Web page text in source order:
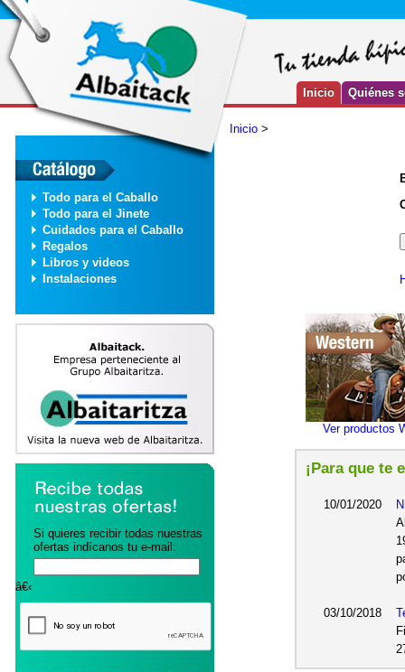
Inicio Quiénes
Inicio >
Todo para el Caballo
Todo para el Jinete
Cuidados para el Caballo
Regalos
Libros y videos
Instalaciones
Si quieres recibir todas nuestras
ofertas indícanos tu e-mail:
â€‹
Ver productos
¡Para que te
10/01/2020
03/10/2018